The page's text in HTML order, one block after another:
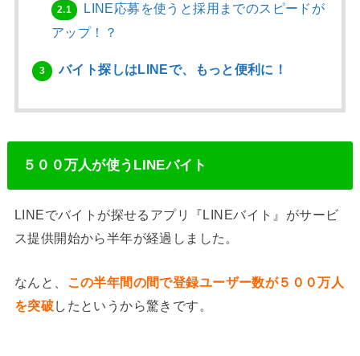
2.1
LINE応募を使うと採用までのスピードが
アップ！？
3 バイト探しはLINEで、もっと便利に！
５００万人が使うLINEバイト
LINEでバイトが探せるアプリ『LINEバイト』がサービ
ス提供開始から半年が経過しました。
なんと、 この半年間の間で登録ユーザー数が５００万人
を突破したというから驚きです。